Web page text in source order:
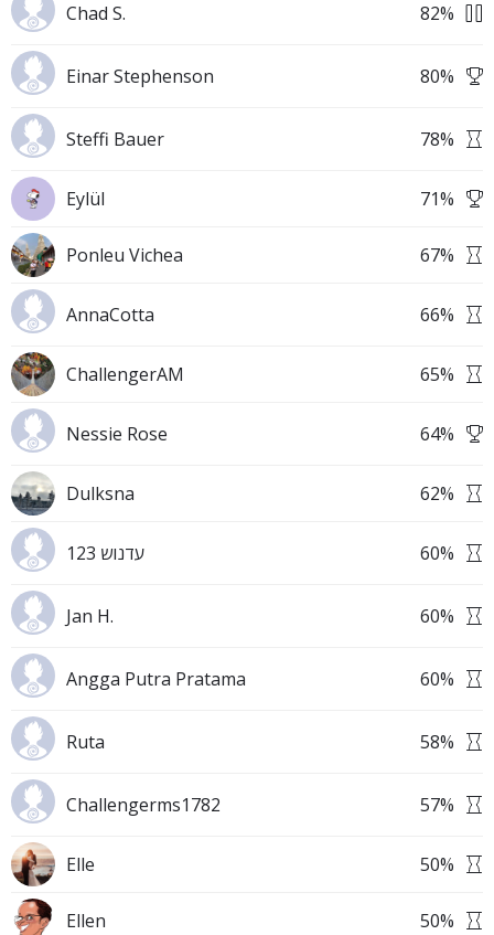
Chad S. 82%
Einar Stephenson 80%
Steffi Bauer 78%
Eylül 71%
Ponleu Vichea 67%
AnnaCotta 66%
ChallengerAM 65%
Nessie Rose 64%
Dulksna 62%
עדנוש 123 60%
Jan H. 60%
Angga Putra Pratama 60%
Ruta 58%
Challengerms1782 57%
Elle 50%
Ellen 50%